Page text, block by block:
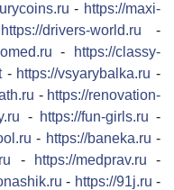
- https://maxi-
https://drivers-world.ru -
-
https://classy-
- https://vsyarybalka.ru -
- https://renovation-
- https://fun-girls.ru -
- https://baneka.ru -
- https://medprav.ru -
- https://91j.ru -